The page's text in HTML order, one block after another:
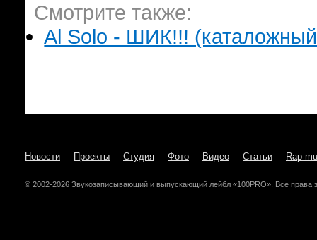
Смотрите также:
Al Solo - ШИК!!!
Новости Проекты Студия Фото Видео Статьи Rap
© 2002-2026 Звукозаписывающий и выпускающий лейбл «100PRO». Все